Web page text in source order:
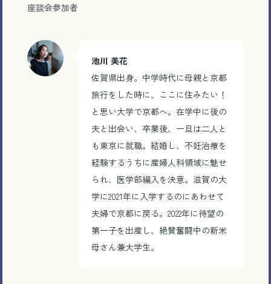
座談会参加者
池川 美花
佐賀県出身。中学時代に母親と京都
旅行をした時に、ここに住みたい！
と思い大学で京都へ。在学中に後の
夫と出会い、卒業後、一旦は二人と
も東京に就職。結婚し、不妊治療を
経験するうちに産婦人科領域に魅せ
られ、医学部編入を決意。滋賀の大
学に2021年に入学するのにあわせて
夫婦で京都に戻る。2022年に待望の
第一子を出産し、絶賛奮闘中の新米
母さん兼大学生。